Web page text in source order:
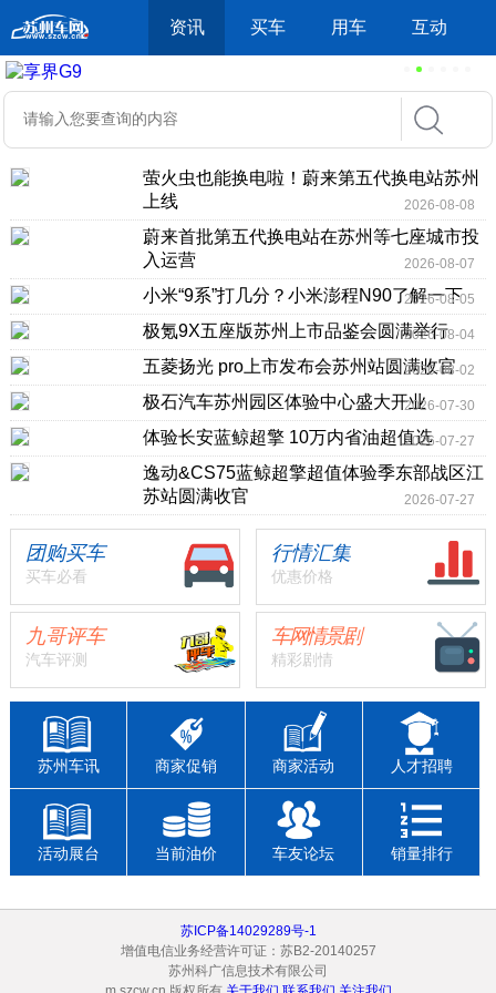
资讯 买车 用车 互动
萤火虫也能换电啦！蔚来第五代换电站苏州
上线
2026-08-08
蔚来首批第五代换电站在苏州等七座城市投
入运营
2026-08-07
小米“9系”打几分？小米澎程N90了解一下
2026-08-05
极氪9X五座版苏州上市品鉴会圆满举行
2026-08-04
五菱扬光 pro上市发布会苏州站圆满收官
2026-08-02
极石汽车苏州园区体验中心盛大开业2026-07-30
体验长安蓝鲸超擎 10万内省油超值选2026-07-27
逸动&CS75蓝鲸超擎超值体验季东部战区江
苏站圆满收官
2026-07-27
团购买车
买车必看
行情汇集
优惠价格
九哥评车
汽车评测
车网情景剧
精彩剧情
苏州车讯 商家促销 商家活动 人才招聘
活动展台 当前油价 车友论坛 销量排行
苏ICP备14029289号-1
增值电信业务经营许可证：苏B2-20140257
苏州科广信息技术有限公司